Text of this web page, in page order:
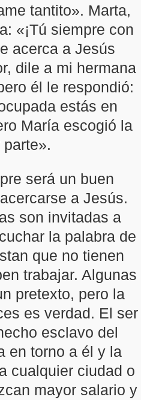
tantito». Marta,
«¡Tú siempre con
acerca a Jesús
dile a mi hermana
él le respondió:
estás en
María escogió la
parte».
será un buen
a Jesús.
son invitadas a
la palabra de
que no tienen
trabajar. Algunas
pretexto, pero la
es verdad. El ser
esclavo del
en torno a él y la
cualquier ciudad o
mayor salario y